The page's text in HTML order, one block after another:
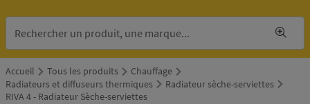
Accueil Tous les produits
Chauffage
Radiateurs et diffuseurs thermiques
Radiateur sèche-serviettes
RIVA 4 - Radiateur Sèche-serviettes